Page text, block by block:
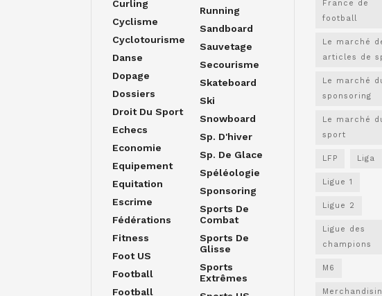
Curling
Cyclisme
Cyclotourisme
Danse
Dopage
Dossiers
Droit Du Sport
Echecs
Economie
Equipement
Equitation
Escrime
Fédérations
Fitness
Foot US
Football
Football
Running
Sandboard
Sauvetage
Secourisme
Skateboard
Ski
Snowboard
Sp. D'hiver
Sp. De Glace
Spéléologie
Sponsoring
Sports De
Combat
Sports De
Glisse
Sports
Extrêmes
France de
football
Le marché
articles de
Le marché
sponsoring
Le marché
sport
LFP Liga
Ligue 1
Ligue 2
Ligue des
champions
M6